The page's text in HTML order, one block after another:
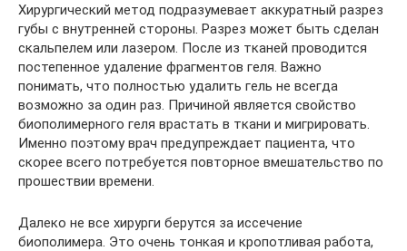
Хирургический метод подразумевает аккуратный разрез
губы с внутренней стороны. Разрез может быть сделан
скальпелем или лазером. После из тканей проводится
постепенное удаление фрагментов геля. Важно
понимать, что полностью удалить гель не всегда
возможно за один раз. Причиной является свойство
биополимерного геля врастать в ткани и мигрировать.
Именно поэтому врач предупреждает пациента, что
скорее всего потребуется повторное вмешательство по
прошествии времени.
Далеко не все хирурги берутся за иссечение
биополимера. Это очень тонкая и кропотливая работа,